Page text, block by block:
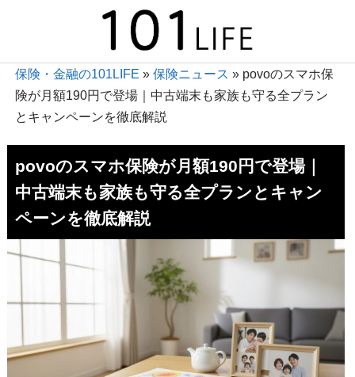
保険・金融の101LIFE » 保険ニュース » povoのスマホ保
険が月額190円で登場｜中古端末も家族も守る全プラン
とキャンペーンを徹底解説
povoのスマホ保険が月額190円で登場｜
中古端末も家族も守る全プランとキャン
ペーンを徹底解説